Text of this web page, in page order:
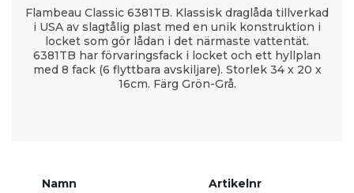
Flambeau Classic 6381TB. Klassisk draglåda tillverkad
i USA av slagtålig plast med en unik konstruktion i
locket som gör lådan i det närmaste vattentät.
6381TB har förvaringsfack i locket och ett hyllplan
med 8 fack (6 flyttbara avskiljare). Storlek 34 x 20 x
16cm. Färg Grön-Grå.
Namn Artikelnr